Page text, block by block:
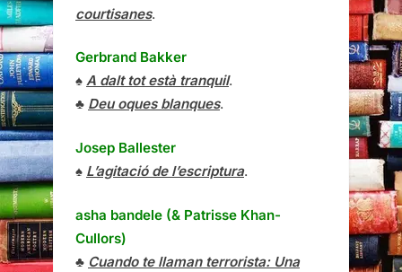
courtisanes.
Gerbrand Bakker
♠ A dalt tot està tranquil.
♣ Deu oques blanques.
Josep Ballester
♠ L’agitació de l’escriptura.
asha bandele (& Patrisse Khan-
Cullors)
♣ Cuando te llaman terrorista: Una